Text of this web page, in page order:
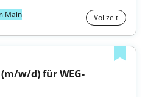
Main Vollzeit
w/d) für WEG-